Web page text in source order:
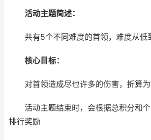
活动主题简述：
共有5个不同难度的首领，难度从低
核心目标：
对首领造成尽也许多的伤害，折算为
活动主题结束时，会根据总积分和个
排行奖励